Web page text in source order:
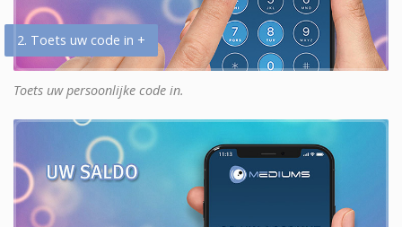
2. Toets uw code in +
Toets uw persoonlijke code in.